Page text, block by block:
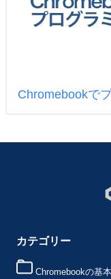
Chromebookで
カテゴリー
Chromebookの基本